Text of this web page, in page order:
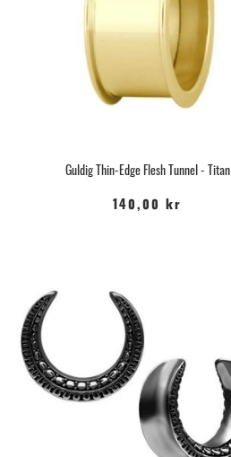
Guldig Thin-Edge Flesh Tunnel - Titan
140,00 kr